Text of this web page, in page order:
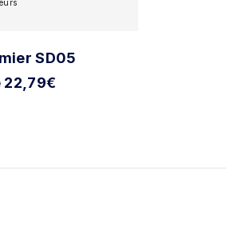
SD05
22,79€